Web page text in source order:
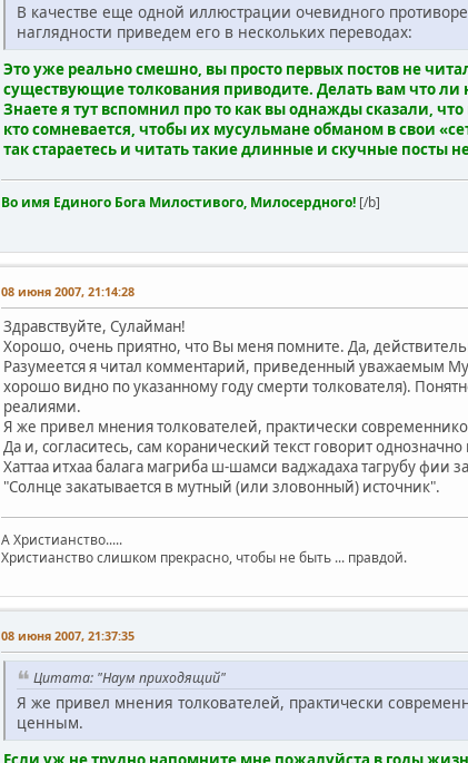
В качестве еще одной иллюстрации очевидного
наглядности приведем его в нескольких переводах:
Это уже реально смешно, вы просто первых постов не
существующие толкования приводите. Делать вам что ли
Знаете я тут вспомнил про то как вы однажды сказали,
кто сомневается, чтобы их мусульмане обманом в свои
так стараетесь и читать такие длинные и скучные посты
Во имя Единого Бога Милостивого, Милосердного! [/b]
08 июня 2007, 21:14:28
Здравствуйте, Сулайман!
Хорошо, очень приятно, что Вы меня помните. Да,
Разумеется я читал комментарий, приведенный уважаемым
хорошо видно по указанному году смерти толкователя).
реалиями.
Я же привел мнения толкователей, практически
Да и, согласитесь, сам коранический текст говорит однозначно
Хаттаа итхаа балага магриба ш-шамси ваджадаха тагрубу фии
"Солнце закатывается в мутный (или зловонный) источник".
А Христианство.....
Христианство слишком прекрасно, чтобы не быть ... правдой.
08 июня 2007, 21:37:35
Цитата: "Наум приходящий"
Я же привел мнения толкователей, практически
ценным.